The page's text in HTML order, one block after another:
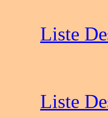
Liste
Liste